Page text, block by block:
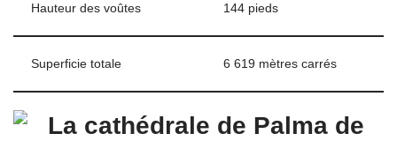
Hauteur des voûtes 144 pieds
Superficie totale 6 619 mètres carrés